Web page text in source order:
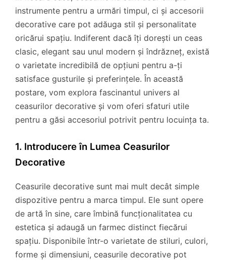
instrumente pentru a urmări timpul, ci și accesorii
decorative care pot adăuga stil și personalitate
oricărui spațiu. Indiferent dacă îți dorești un ceas
clasic, elegant sau unul modern și îndrăzneț, există
o varietate incredibilă de opțiuni pentru a-ți
satisface gusturile și preferințele. În această
postare, vom explora fascinantul univers al
ceasurilor decorative și vom oferi sfaturi utile
pentru a găsi accesoriul potrivit pentru locuința ta.
1. Introducere în Lumea Ceasurilor
Decorative
Ceasurile decorative sunt mai mult decât simple
dispozitive pentru a marca timpul. Ele sunt opere
de artă în sine, care îmbină funcționalitatea cu
estetica și adaugă un farmec distinct fiecărui
spațiu. Disponibile într-o varietate de stiluri, culori,
forme și dimensiuni, ceasurile decorative pot